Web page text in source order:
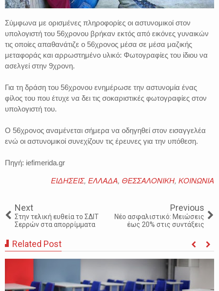
Σύμφωνα με ορισμένες πληροφορίες οι αστυνομικοί στον
υπολογιστή του 56χρονου βρήκαν εκτός από εικόνες γυναικών
τις οποίες απαθανάτιζε ο 56χρονος μέσα σε μέσα μαζικής
μεταφοράς και αρρωστημένο υλικό: Φωτογραφίες του ίδιου να
ασελγεί στην 9χρονη.
Για τη δράση του 56χρονου ενημέρωσε την αστυνομία ένας
φίλος του που έτυχε να δει τις σοκαριστικές φωτογραφίες στον
υπολογιστή του.
Ο 56χρονος αναμένεται σήμερα να οδηγηθεί στον εισαγγελέα
ενώ οι αστυνομικοί συνεχίζουν τις έρευνες για την υπόθεση.
Πηγή: iefimerida.gr
ΕΙΔΗΣΕΙΣ, ΕΛΛΑΔΑ, ΘΕΣΣΑΛΟΝΙΚΗ, ΚΟΙΝΩΝΙΑ
Next
Στην τελική ευθεία το ΣΔΙΤ
Σερρών στα απορρίμματα
Previous
Νέο ασφαλιστικό: Μειώσεις
έως 20% στις συντάξεις
Related Post